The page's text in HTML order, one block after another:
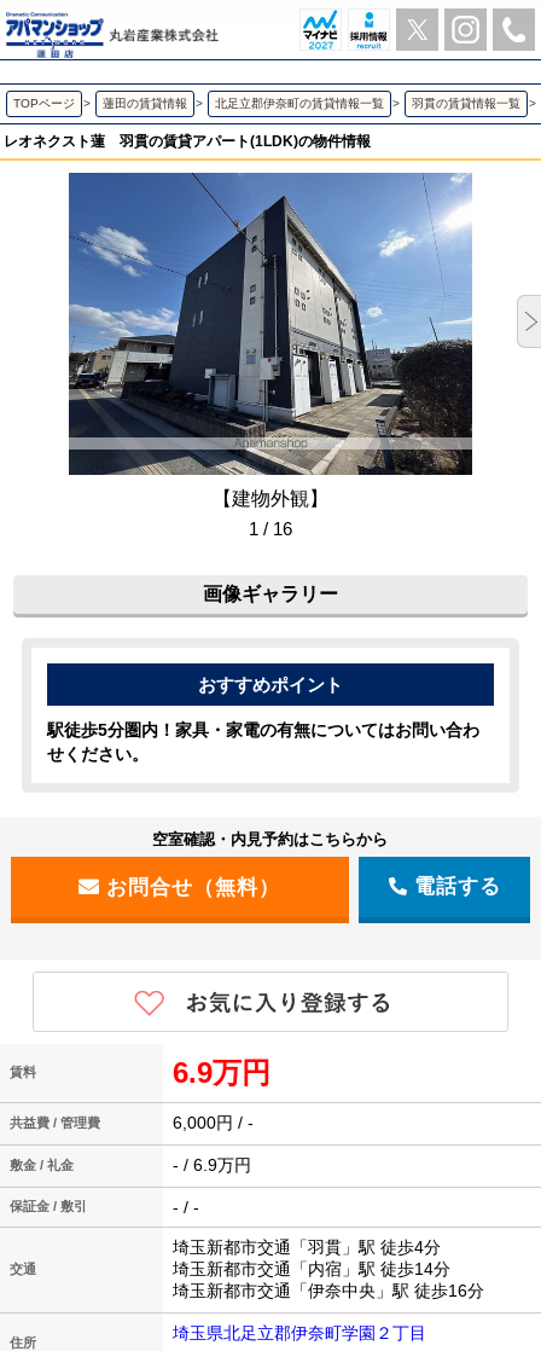
レオネクスト蓮 羽貫の1LDK賃貸アパート | アパマンショップ蓮田店-丸岩産業株式会社-
TOPページ > 蓮田の賃貸情報 > 北足立郡伊奈町の賃貸情報一覧 > 羽貫の賃貸情報一覧 >
レオネクスト蓮 羽貫の賃貸アパート(1LDK)の物件情報
【建物外観】
1 / 16
画像ギャラリー
駅徒歩5分圏内！家具・家電の有無についてはお問い合わ
せください。
空室確認・内見予約はこちらから
電話する
賃料 6.9万円
共益費 / 管理費 6,000円 / -
敷金 / 礼金 - / 6.9万円
保証金 / 敷引 - / -
交通
埼玉新都市交通「羽貫」駅 徒歩4分
埼玉新都市交通「内宿」駅 徒歩14分
埼玉新都市交通「伊奈中央」駅 徒歩16分
住所 埼玉県北足立郡伊奈町学園２丁目